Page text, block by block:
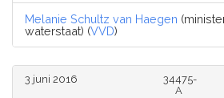
Melanie Schultz van Haegen
waterstaat) (VVD)
3 juni 2016
34475-
A